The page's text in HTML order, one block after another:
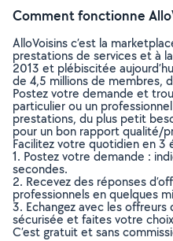
Comment fonctionne
AlloVoisins c’est la
prestations de services et à
2013 et plébiscitée
de 4,5 millions de membres,
Postez votre demande et
particulier ou un
prestations, du plus petit
pour un bon rapport qualité/
Facilitez votre quotidien en 3
1. Postez votre demande :
secondes.
2. Recevez des réponses
professionnels en quelques
3. Echangez avec les
sécurisée et faites votre
C’est gratuit et sans